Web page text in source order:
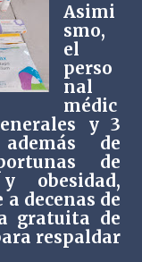
Asimi
smo,
el
perso
nal
médic
y 3
además de
de
obesidad,
decenas de
gratuita de
respaldar